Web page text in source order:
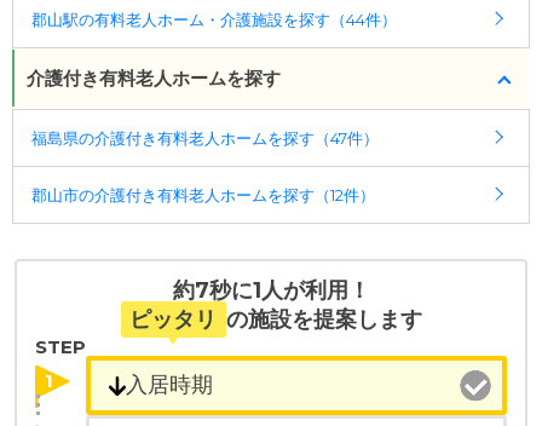
受付時間：10：00～19：00
・全国10000件の介護施設情報を掲載
幅広い選択肢の中から、条件にあった施設を選ぶ
ことができます。
・こだわりの条件や医療体制から施設を探せる
たとえば「カラオケ」「麻雀」が楽しめる施設、
医療・看護体制から施設を探すこともできます。
郡山駅の有料老人ホーム・介護施設を探す（44件）
介護付き有料老人ホームを探す
福島県の介護付き有料老人ホームを探す（47件）
郡山市の介護付き有料老人ホームを探す（12件）
約7秒に1人が利用！
ピッタリ の施設を提案します
STEP
1